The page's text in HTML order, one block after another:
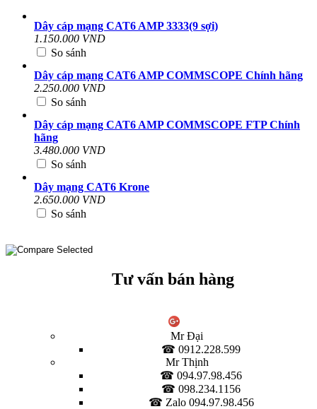
Dây cáp mạng CAT6 AMP 3333(9 sợi)
1.150.000 VND
So sánh
Dây cáp mạng CAT6 AMP COMMSCOPE Chính hãng
2.250.000 VND
So sánh
Dây cáp mạng CAT6 AMP COMMSCOPE FTP Chính
hãng
3.480.000 VND
So sánh
Dây mạng CAT6 Krone
2.650.000 VND
So sánh
Tư vấn bán hàng
Mr Đại
☎ 0912.228.599
Mr Thịnh
☎ 094.97.98.456
☎ 098.234.1156
☎ Zalo 094.97.98.456